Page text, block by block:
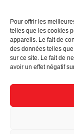
Pour offrir les
telles que les cookies
appareils. Le fait de
des données telles
sur ce site. Le fait de
avoir un effet négatif
Comment
modules LED